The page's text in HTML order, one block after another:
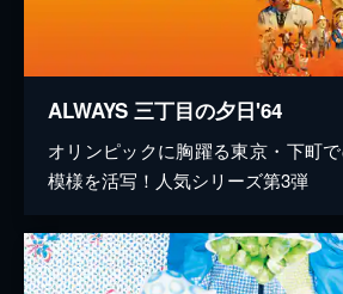
ALWAYS 三丁目の夕日'64
オリンピックに胸躍る東京・下町
模様を活写！人気シリーズ第3弾